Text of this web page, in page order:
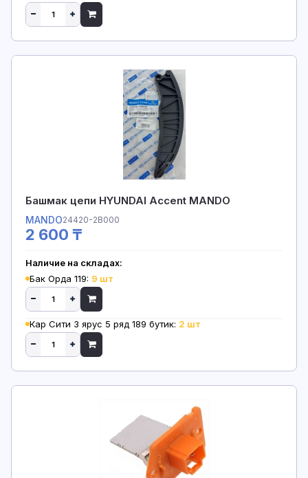
Башмак цепи HYUNDAI Accent MANDO
MANDO24420-2B000
2 600 ₸
Наличие на складах:
Бак Орда 119: 9 шт
Кар Сити 3 ярус 5 ряд 189 бутик: 2 шт